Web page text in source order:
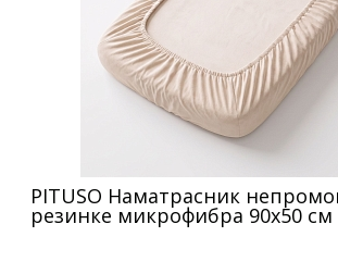
PITUSO Наматрасник
резинке микрофибра 90х50 см